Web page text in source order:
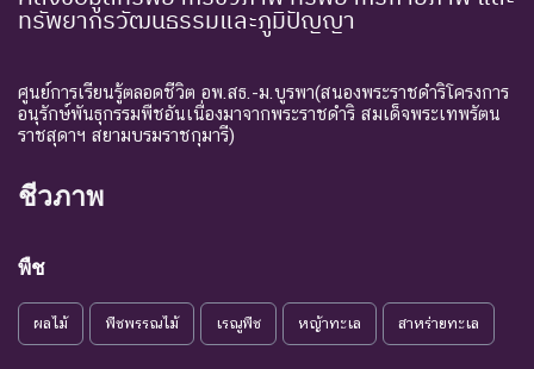
ทรัพยากรวัฒนธรรมและภูมิปัญญา
ศูนย์การเรียนรู้ตลอดชีวิต อพ.สธ.-ม.บูรพา(สนองพระราชดำริโครงการ
อนุรักษ์พันธุกรรมพืชอันเนื่องมาจากพระราชดำริ สมเด็จพระเทพรัตน
ราชสุดาฯ สยามบรมราชกุมารี)
ชีวภาพ
พืช
ผลไม้ พืชพรรณไม้ เรณูพืช หญ้าทะเล สาหร่ายทะเล